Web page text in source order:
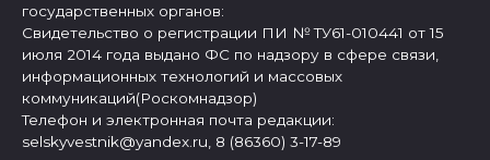
государственных органов:
Свидетельство о регистрации ПИ № ТУ61-010441 от 15
июля 2014 года выдано ФС по надзору в сфере связи,
информационных технологий и массовых
коммуникаций(Роскомнадзор)
Телефон и электронная почта редакции:
selskyvestnik@yandex.ru, 8 (86360) 3-17-89